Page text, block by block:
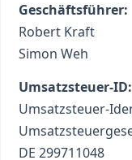
Geschäftsführer:
Robert Kraft
Simon Weh
Umsatzsteuer-ID:
Umsatzsteuer-
DE 299711048